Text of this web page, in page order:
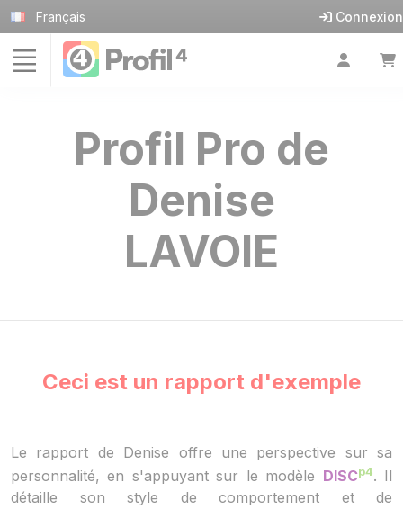
Français Connexion
Profil Pro de
Denise
LAVOIE
Ceci est un rapport d'exemple
Le rapport de Denise offre une perspective sur sa
personnalité, en s'appuyant sur le modèle DISCp4. Il
détaille son style de comportement et de
Panneau de gestion des cookies